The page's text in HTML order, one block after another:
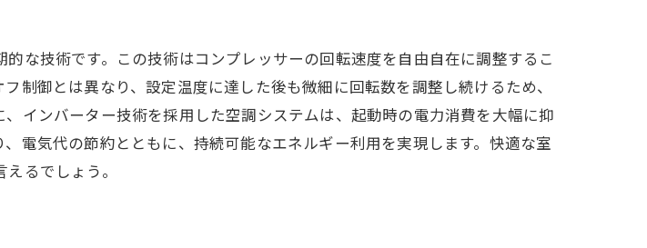
な技術です。この技術はコンプレッサーの回転速度を自由自在に調整するこ
制御とは異なり、設定温度に達した後も微細に回転数を調整し続けるため、
インバーター技術を採用した空調システムは、起動時の電力消費を大幅に抑
電気代の節約とともに、持続可能なエネルギー利用を実現します。快適な室
るでしょう。